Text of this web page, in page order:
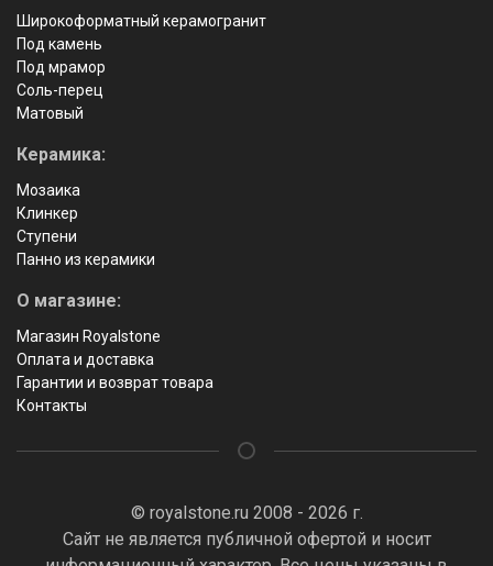
Широкоформатный керамогранит
Под камень
Под мрамор
Соль-перец
Матовый
Керамика:
Мозаика
Клинкер
Ступени
Панно из керамики
О магазине:
Магазин Royalstone
Оплата и доставка
Гарантии и возврат товара
Контакты
© royalstone.ru 2008 - 2026 г.
Сайт не является публичной офертой и носит